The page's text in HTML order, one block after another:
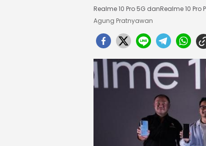
Realme 10 Pro 5G danRealme 10
Agung Pratnyawan